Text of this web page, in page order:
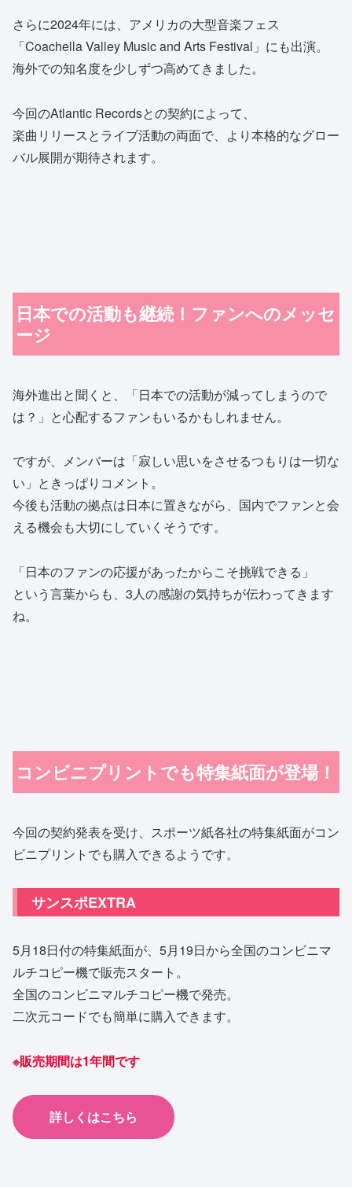
さらに2024年には、アメリカの大型音楽フェス
「Coachella Valley Music and Arts Festival」にも出演。
海外での知名度を少しずつ高めてきました。
今回のAtlantic Recordsとの契約によって、
楽曲リリースとライブ活動の両面で、より本格的なグロー
バル展開が期待されます。
日本での活動も継続！ファンへのメッセ
ージ
海外進出と聞くと、「日本での活動が減ってしまうので
は？」と心配するファンもいるかもしれません。
ですが、メンバーは「寂しい思いをさせるつもりは一切な
い」ときっぱりコメント。
今後も活動の拠点は日本に置きながら、国内でファンと会
える機会も大切にしていくそうです。
「日本のファンの応援があったからこそ挑戦できる」
という言葉からも、3人の感謝の気持ちが伝わってきます
ね。
コンビニプリントでも特集紙面が登場！
今回の契約発表を受け、スポーツ紙各社の特集紙面がコン
ビニプリントでも購入できるようです。
サンスポEXTRA
5月18日付の特集紙面が、5月19日から全国のコンビニマ
ルチコピー機で販売スタート。
全国のコンビニマルチコピー機で発売。
二次元コードでも簡単に購入できます。
※販売期間は1年間です
詳しくはこちら